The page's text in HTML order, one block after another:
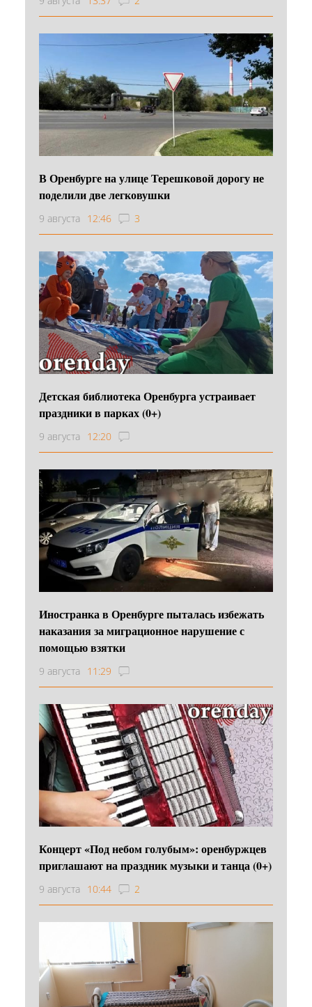
В Оренбурге на улице Терешковой дорогу не
поделили две легковушки
9 августа 12:46 3
Детская библиотека Оренбурга устраивает
праздники в парках (0+)
9 августа 12:20
Иностранка в Оренбурге пыталась избежать
наказания за миграционное нарушение с
помощью взятки
9 августа 11:29
Концерт «Под небом голубым»: оренбуржцев
приглашают на праздник музыки и танца (0+)
9 августа 10:44 2